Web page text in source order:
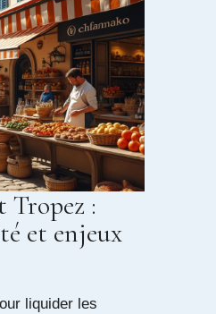
:
et enjeux
liquider les